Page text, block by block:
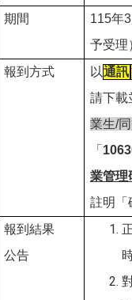
期間
115年
予受理
報到方式
以通訊
請下載
業生/
「
業管理
註明「
報到結果
公告